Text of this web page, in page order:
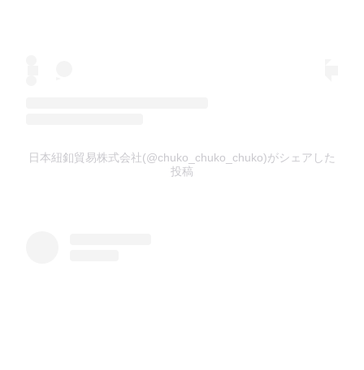
日本紐釦貿易株式会社(@chuko_chuko_chuko)がシェアした
投稿